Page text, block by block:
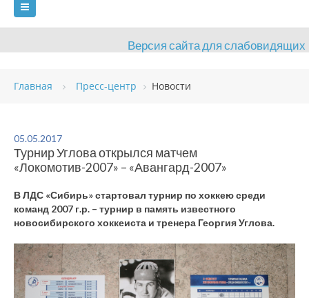
Версия сайта для слабовидящих
ГЛАВНАЯ
ВИДЫ СПОРТА
ОБЪЕКТЫ ДОКУМЕНТЫ ПРЕСС-ЦЕНТР
ОЦЕНКА КАЧЕСТВА ОБРАЗОВАНИЯ ВАКАНСИИ
ПЛАТНЫЕ УСЛУГИ КОНТАКТЫ
Главная Пресс-центр Новости
05.05.2017
Турнир Углова открылся матчем
«Локомотив-2007» – «Авангард-2007»
В ЛДС «Сибирь» стартовал турнир по хоккею среди
команд 2007 г.р. – турнир в память известного
новосибирского хоккеиста и тренера Георгия Углова.